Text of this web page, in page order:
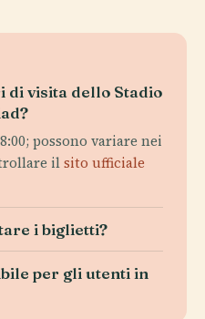
di visita dello Stadio
possono variare nei
ilsito ufficiale
i biglietti?
per gli utenti in